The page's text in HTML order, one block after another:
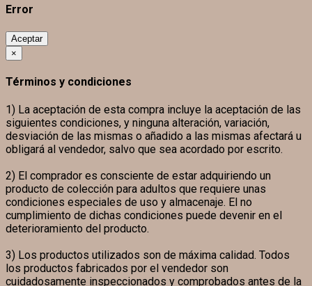
Error
Aceptar
×
Términos y condiciones
1) La aceptación de esta compra incluye la aceptación de las
siguientes condiciones, y ninguna alteración, variación,
desviación de las mismas o añadido a las mismas afectará u
obligará al vendedor, salvo que sea acordado por escrito.
2) El comprador es consciente de estar adquiriendo un
producto de colección para adultos que requiere unas
condiciones especiales de uso y almacenaje. El no
cumplimiento de dichas condiciones puede devenir en el
deterioramiento del producto.
3) Los productos utilizados son de máxima calidad. Todos
los productos fabricados por el vendedor son
cuidadosamente inspeccionados y comprobados antes de la